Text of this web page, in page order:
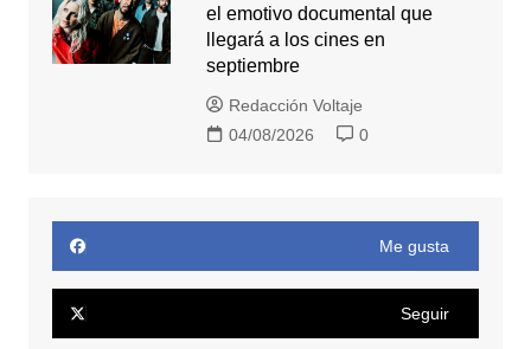
el emotivo documental que
llegará a los cines en
septiembre
Redacción Voltaje
04/08/2026
0
Me gusta
Seguir